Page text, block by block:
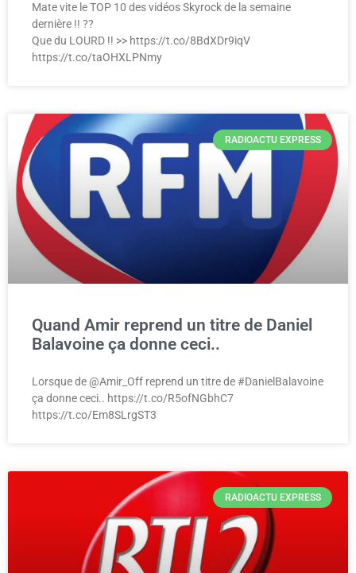
Mate vite le TOP 10 des vidéos Skyrock de la semaine
dernière !! ??
Que du LOURD !! >> https://t.co/8BdXDr9iqV
https://t.co/taOHXLPNmy
RADIOACTU EXPRESS
Quand Amir reprend un titre de Daniel
Balavoine ça donne ceci..
Lorsque de @Amir_Off reprend un titre de #DanielBalavoine
ça donne ceci.. https://t.co/R5ofNGbhC7
https://t.co/Em8SLrgST3
RADIOACTU EXPRESS